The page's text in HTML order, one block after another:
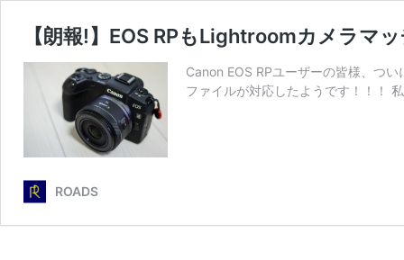
【朗報!】EOS RPもLightroomカメラマ
Canon EOS RPユーザーの皆様、つ
ファイルが対応したようです！！！
ROADS